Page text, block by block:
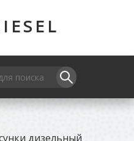
дизельный